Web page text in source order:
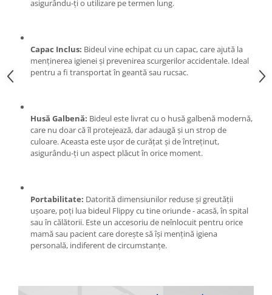
Pentru Casa si Camping
voiaj
Accesorii aragaze & butelii
Butelii
Gratare
Plite & aragaze
Iluminat & electrice
Prelungitoare & cabluri electrice
Coliere plastic
Conectori/doze
Corpuri de iluminat
Lampi solare
Lanterne
asigurându-ți o utilizare pe termen lung.
Capac Inclus: Bideul vine echipat cu un capac, care ajută la
menținerea igienei și prevenirea scurgerilor accidentale. Ideal
pentru a fi transportat în geantă sau rucsac.
Husă Galbenă: Bideul este livrat cu o husă galbenă modernă,
care nu doar că îl protejează, dar adaugă și un strop de
culoare. Aceasta este ușor de curățat și de întreținut,
asigurându-ți un aspect plăcut în orice moment.
Portabilitate: Datorită dimensiunilor reduse și greutății
ușoare, poți lua bideul Flippy cu tine oriunde - acasă, în spital
sau în călătorii. Este un accesoriu de neînlocuit pentru orice
mamă sau pacient care dorește să își mențină igiena
personală, indiferent de circumstanțe.